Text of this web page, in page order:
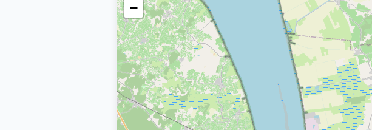
−